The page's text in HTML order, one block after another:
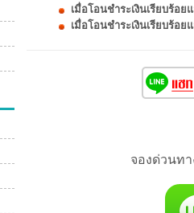
เมื่อโอนชำระเงินเรียบร้อ
เมื่อโอนชำระเงินเรียบร้อ
จองด่วนทา